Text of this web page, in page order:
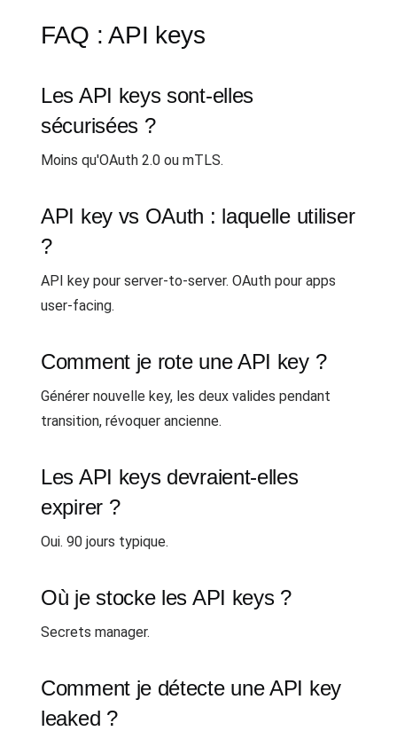
FAQ : API keys
Les API keys sont-elles
sécurisées ?
Moins qu'OAuth 2.0 ou mTLS.
API key vs OAuth : laquelle utiliser
?
API key pour server-to-server. OAuth pour apps
user-facing.
Comment je rote une API key ?
Générer nouvelle key, les deux valides pendant
transition, révoquer ancienne.
Les API keys devraient-elles
expirer ?
Oui. 90 jours typique.
Où je stocke les API keys ?
Secrets manager.
Comment je détecte une API key
leaked ?